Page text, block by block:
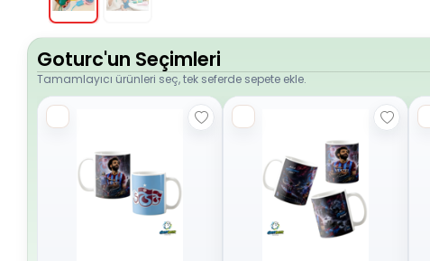
Goturc'un Seçimleri
Tamamlayıcı ürünleri seç, tek seferde sepete ekle.